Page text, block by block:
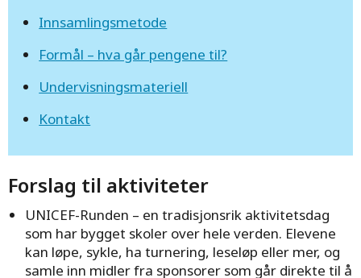
Innsamlingsmetode
Formål – hva går pengene til?
Undervisningsmateriell
Kontakt
Forslag til aktiviteter
UNICEF-Runden – en tradisjonsrik aktivitetsdag
som har bygget skoler over hele verden. Elevene
kan løpe, sykle, ha turnering, leseløp eller mer, og
samle inn midler fra sponsorer som går direkte til å